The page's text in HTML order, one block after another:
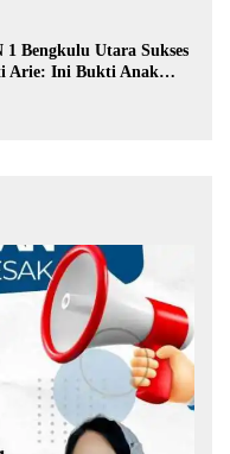
Bengkulu Utara Sukses
Arie: Ini Bukti Anak